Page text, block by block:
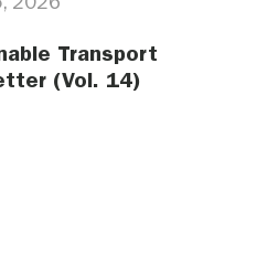
Transport
(Vol. 14)